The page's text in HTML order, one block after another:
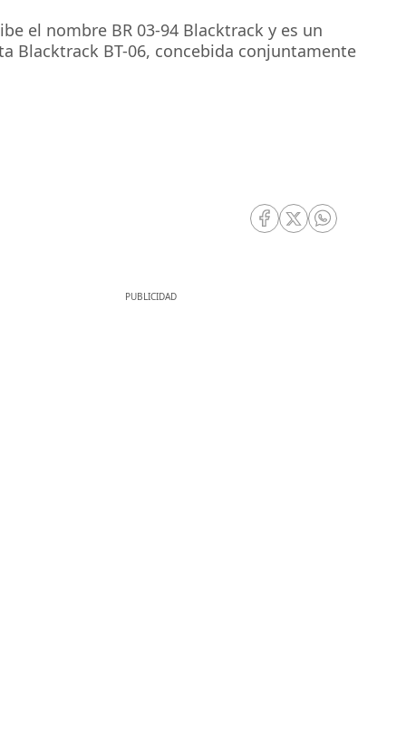
el nombre BR 03-94 Blacktrack y es un
Blacktrack BT-06, concebida conjuntamente
RRSS Facebook
RRSS Twitter
RRSS